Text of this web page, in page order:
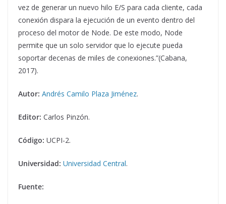
vez de generar un nuevo hilo E/S para cada cliente, cada
conexión dispara la ejecución de un evento dentro del
proceso del motor de Node. De este modo, Node
permite que un solo servidor que lo ejecute pueda
soportar decenas de miles de conexiones.”(Cabana,
2017).
Autor: Andrés Camilo Plaza Jiménez.
Editor: Carlos Pinzón.
Código: UCPI-2.
Universidad: Universidad Central.
Fuente: